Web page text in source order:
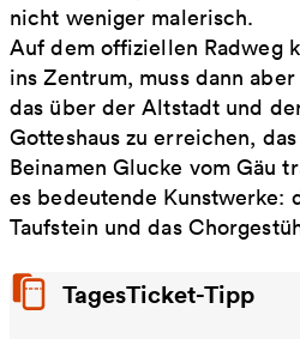
nicht weniger malerisch.
Auf dem offiziellen Radweg
ins Zentrum, muss dann
das über der Altstadt und
Gotteshaus zu erreichen,
Beinamen Glucke vom Gäu
es bedeutende Kunstwerke:
Taufstein und das
TagesTicket-Tipp